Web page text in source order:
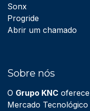
Sonx
Progride
Abrir um chamado
Sobre nós
O Grupo KNC
Mercado